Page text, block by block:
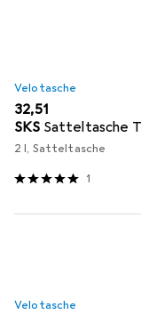
Velotasche
EUR
32,51
SKS Satteltasche
2 l, Satteltasche
1
Velotasche